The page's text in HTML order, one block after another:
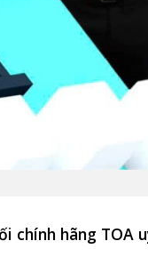
chính hãng TOA